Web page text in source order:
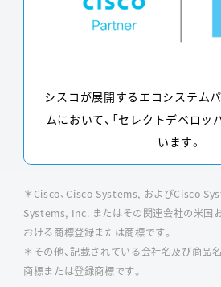
シスコが展開するエコシステム
ムにおいて、「セレクトデベロッ
います。
＊Cisco、Cisco Systems, およびCisco
Systems, Inc. またはその関連会社の米国
おける商標登録または商標です。
＊その他、記載されている会社名及び商品
商標または登録商標です。